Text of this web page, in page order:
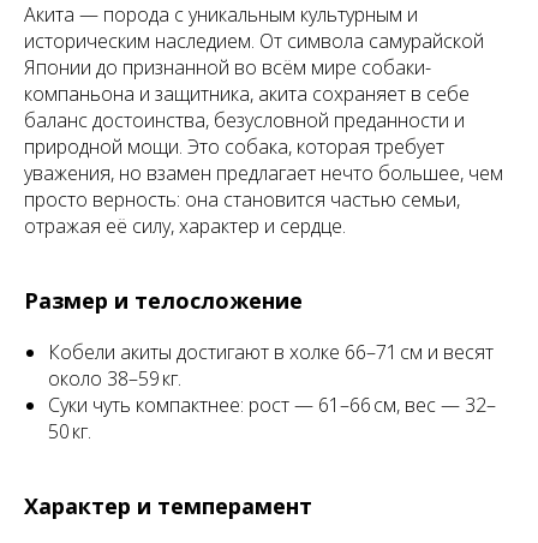
Акита — порода с уникальным культурным и
историческим наследием. От символа самурайской
Японии до признанной во всём мире собаки-
компаньона и защитника, акита сохраняет в себе
баланс достоинства, безусловной преданности и
природной мощи. Это собака, которая требует
уважения, но взамен предлагает нечто большее, чем
просто верность: она становится частью семьи,
отражая её силу, характер и сердце.
Размер и телосложение
Кобели акиты достигают в холке 66–71 см и весят
около 38–59 кг.
Суки чуть компактнее: рост — 61–66 см, вес — 32–
50 кг.
Характер и темперамент